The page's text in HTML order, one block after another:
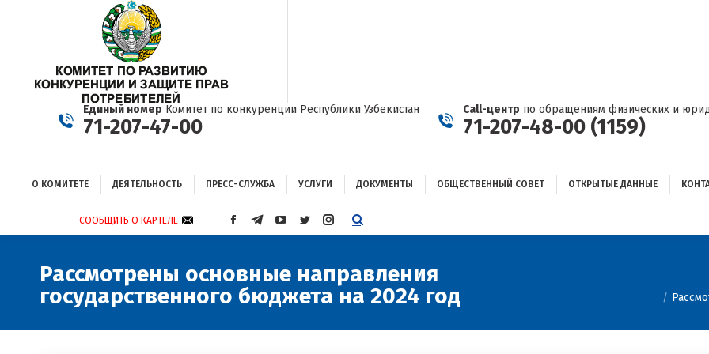
Единый номер Комитет по конкуренции Республики Узбекистан
71-207-47-00
Call-центр по обращениям физических и
71-207-48-00 (1159)
О КОМИТЕТЕ ДЕЯТЕЛЬНОСТЬ ПРЕСС-СЛУЖБА УСЛУГИ ДОКУМЕНТЫ ОБЩЕСТВЕННЫЙ СОВЕТ ОТКРЫТЫЕ ДАННЫЕ
СООБЩИТЬ О КАРТЕЛЕ
СТРАНИЦА
В
НОВОМ
ОКНЕ
СТРАНИЦА
В
НОВОМ
ОКНЕ
СТРАНИЦА
В
НОВОМ
ОКНЕ
СТРАНИЦА
В
НОВОМ
ОКНЕ
СТРАНИЦА
В
НОВОМ
ОКНЕ
Рассмотрены основные направления
государственного бюджета на 2024 год
О КОМИТЕТЕ ДЕЯТЕЛЬНОСТЬ